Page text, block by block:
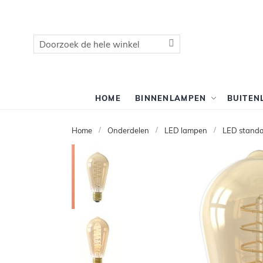
Zoek
HOME BINNENLAMPEN
Home Onderdelen LED lampen LED
naar
einde
de
afbeeldingen-
gallerij